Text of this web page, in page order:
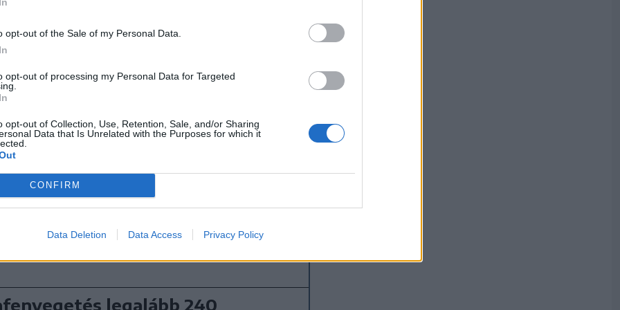
opt-out of the Sale of my Personal Data.
opt-out of processing my Personal Data for Targeted
opt-out of Collection, Use, Retention, Sale, and/or Sharing
Data that Is Unrelated with the Purposes for which it
CONFIRM
Data Deletion Data Access Privacy Policy
és nem gondolta
vizsgálják, hogy más
megvalósult-e.
számos pontján történt, több ember halálát
tekintettel a rendőrök kiemelt figyelmet
Az ilyen tartalmak megosztása január 1-jétől
büntetőeljárást von maga után – olvasható
legalább 240